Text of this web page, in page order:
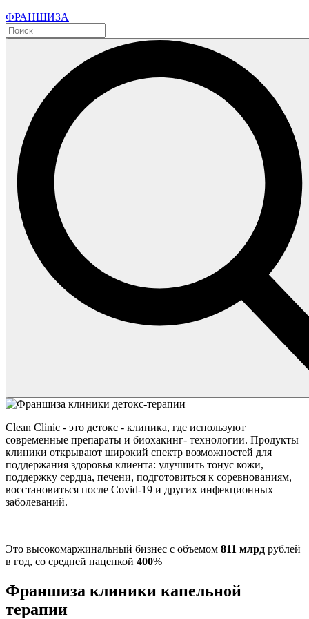
ФРАНШИЗА
Clean Clinic - это детокс - клиника, где используют
современные препараты и биохакинг- технологии. Продукты
клиники открывают широкий спектр возможностей для
поддержания здоровья клиента: улучшить тонус кожи,
поддержку сердца, печени, подготовиться к соревнованиям,
восстановиться после Covid-19 и других инфекционных
заболеваний.
Это высокомаржинальный бизнес с объемом 811 млрд рублей
в год, со средней наценкой 400%
Франшиза клиники капельной
терапии